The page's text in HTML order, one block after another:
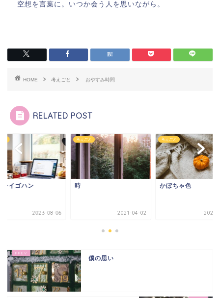
空想を言葉に。いつか会う人を思いながら。
HOME 考えごと おやすみ時間
RELATED POST
シイゴハン
2023-08-06
考えごと
時
2021-04-02
考えごと
かぼちゃ色
2021-
僕の思い